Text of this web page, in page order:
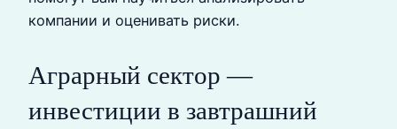
компании и оценивать риски.
Аграрный сектор —
инвестиции в завтрашний